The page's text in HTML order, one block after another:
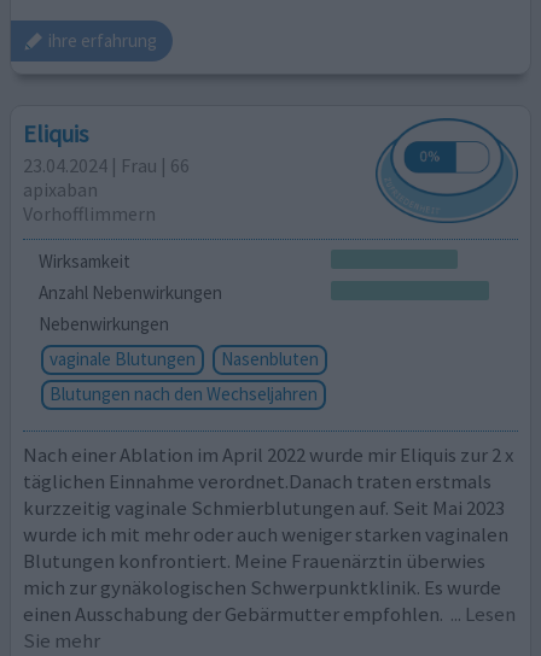
ihre erfahrung
Eliquis
23.04.2024 | Frau | 66
apixaban
Vorhofflimmern
Wirksamkeit
Anzahl Nebenwirkungen
Nebenwirkungen
vaginale Blutungen
Nasenbluten
Blutungen nach den Wechseljahren
Nach einer Ablation im April 2022 wurde mir Eliquis zur 2 x
täglichen Einnahme verordnet.Danach traten erstmals
kurzzeitig vaginale Schmierblutungen auf. Seit Mai 2023
wurde ich mit mehr oder auch weniger starken vaginalen
Blutungen konfrontiert. Meine Frauenärztin überwies
mich zur gynäkologischen Schwerpunktklinik. Es wurde
einen Ausschabung der Gebärmutter empfohlen. ... Lesen
Sie mehr